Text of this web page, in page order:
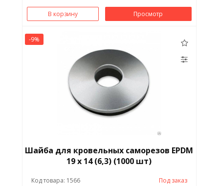
В корзину Просмотр
-9%
Шайба для кровельных саморезов EPDM
19 x 14 (6,3) (1000 шт)
Код товара: 1566 Под заказ